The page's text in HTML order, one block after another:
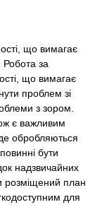
що вимагає
за
що вимагає
проблем зі
з зором.
є важливим
обробляються
бути
надзвичайних
розміщений план
для